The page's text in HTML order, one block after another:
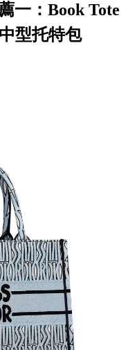
一：Book Tote
型托特包